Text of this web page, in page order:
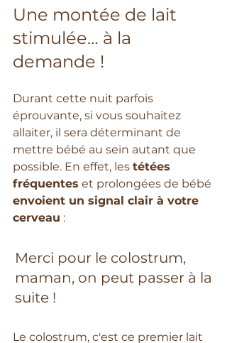
Une montée de lait
stimulée… à la
demande !
Durant cette nuit parfois
éprouvante, si vous souhaitez
allaiter, il sera déterminant de
mettre bébé au sein autant que
possible. En effet, les tétées
fréquentes et prolongées de bébé
envoient un signal clair à votre
cerveau :
Merci pour le colostrum,
maman, on peut passer à la
suite !
Le colostrum, c'est ce premier lait